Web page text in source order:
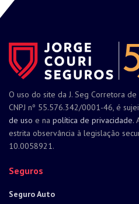
O uso do site da J. Seg Corretora
CNPJ nº 55.576.342/0001-46, é
de uso e na política de privacidade.
estrita observância à legislação
10.0058921.
Seguros
Seguro Auto